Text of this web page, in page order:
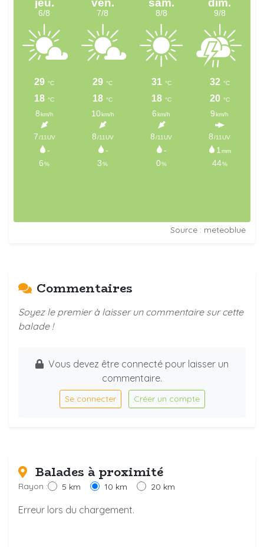
Source : meteoblue
Commentaires
Soyez le premier à laisser un commentaire sur cette
balade !
Vous devez être connecté pour laisser un
commentaire.
Se connecter Créer un compte
Balades à proximité
Rayon : 5 km 10 km 20 km
Erreur lors du chargement.